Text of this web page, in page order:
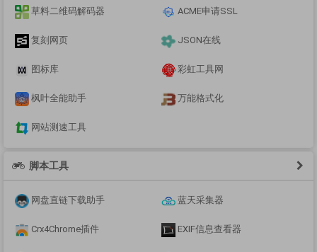
草料二维码解码器 ACME申请SSL
复刻网页 JSON在线
图标库 彩虹工具网
枫叶全能助手 万能格式化
网站测速工具
脚本工具
网盘直链下载助手 蓝天采集器
Crx4Chrome插件 EXIF信息查看器